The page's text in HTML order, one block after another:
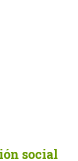
social